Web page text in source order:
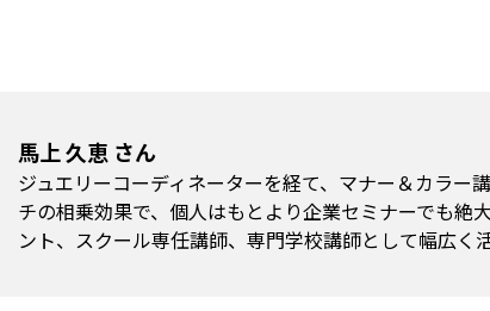
馬上 久恵 さん
ジュエリーコーディネーターを経て、マナー＆カラー
チの相乗効果で、個人はもとより企業セミナーでも絶
ント、スクール専任講師、専門学校講師として幅広く